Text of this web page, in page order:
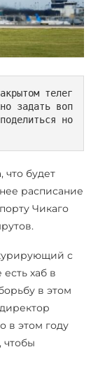
телег
задать воп
но
что будет
расписание
Чикаго
с
хаб в
в этом
в этом году
чтобы